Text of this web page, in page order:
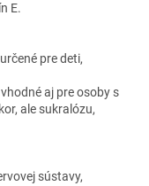
E.
pre deti,
aj pre osoby s
ale sukralózu,
sústavy,